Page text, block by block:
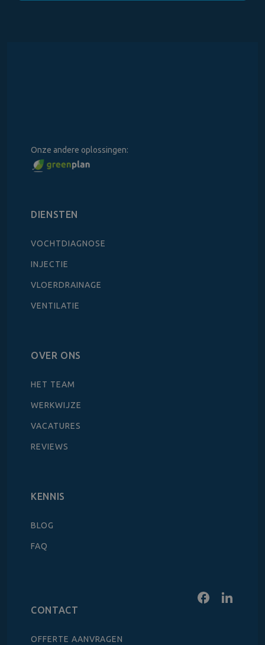
Onze andere oplossingen:
DIENSTEN
VOCHTDIAGNOSE
INJECTIE
VLOERDRAINAGE
VENTILATIE
OVER ONS
HET TEAM
WERKWIJZE
VACATURES
REVIEWS
KENNIS
BLOG
FAQ
CONTACT
OFFERTE AANVRAGEN